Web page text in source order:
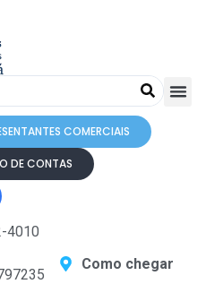
COMERCIAIS
DE CONTAS
4010
Como chegar